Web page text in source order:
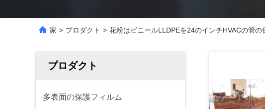
家 > プロダクト > 花粉はビニールLLDPEを24のインチHVACの管
プロダクト
多表面の保護フィルム